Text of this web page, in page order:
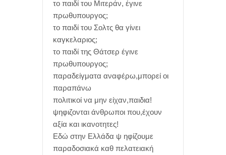
το παιδί του Μιτεράν, έγινε
πρωθυπουργος;
το παιδί του Σολτς θα γίνει
καγκελαριος;
το παιδί της Θάτσερ έγινε
πρωθυπουργος;
παραδείγματα αναφέρω,μπορεί οι
παραπάνω
πολιτικοί να μην είχαν,παιδια!
ψηφιζονται άνθρωποι που,έχουν
αξία και ικανοτητες!
Εδώ στην Ελλάδα ψ ηφίζουμε
παραδοσιακά καθ πελατειακή